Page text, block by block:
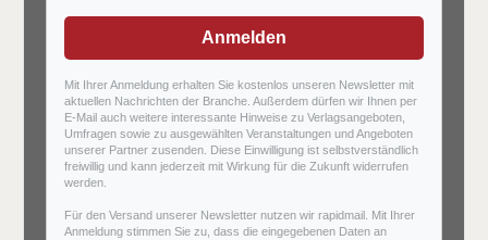
Anmelden
Mit Ihrer Anmeldung erhalten Sie kostenlos unseren Newsletter mit
aktuellen Nachrichten der Branche. Außerdem dürfen wir Ihnen per
E-Mail auch weitere interessante Hinweise zu Verlagsangeboten,
Umfragen sowie zu ausgewählten Veranstaltungen und Angeboten
unserer Partner zusenden. Diese Einwilligung ist selbstverständlich
freiwillig und kann jederzeit mit Wirkung für die Zukunft widerrufen
werden.
Für den Versand unserer Newsletter nutzen wir rapidmail. Mit Ihrer
Anmeldung stimmen Sie zu, dass die eingegebenen Daten an